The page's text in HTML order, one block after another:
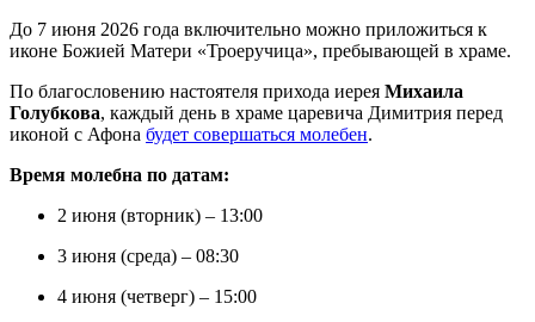
До 7 июня 2026 года включительно можно приложиться к
иконе Божией Матери «Троеручица», пребывающей в храме.
По благословению настоятеля прихода иерея Михаила
Голубкова, каждый день в храме царевича Димитрия перед
иконой с Афона будет совершаться молебен.
Время молебна по датам:
2 июня (вторник) – 13:00
3 июня (среда) – 08:30
4 июня (четверг) – 15:00